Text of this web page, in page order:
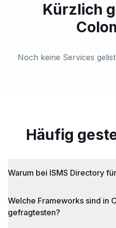
Kürzlich
Noch keine Services
Häufig
Warum bei ISMS Directory
Welche Frameworks sind in
gefragtesten?